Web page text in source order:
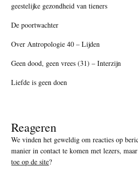
geestelijke gezondheid van tieners
De poortwachter
Over Antropologie 40 – Lijden
Geen dood, geen vrees (31) – Interzijn
Liefde is geen doen
Reageren
We vinden het geweldig om reacties op
manier in contact te komen met lezers,
toe op de site?